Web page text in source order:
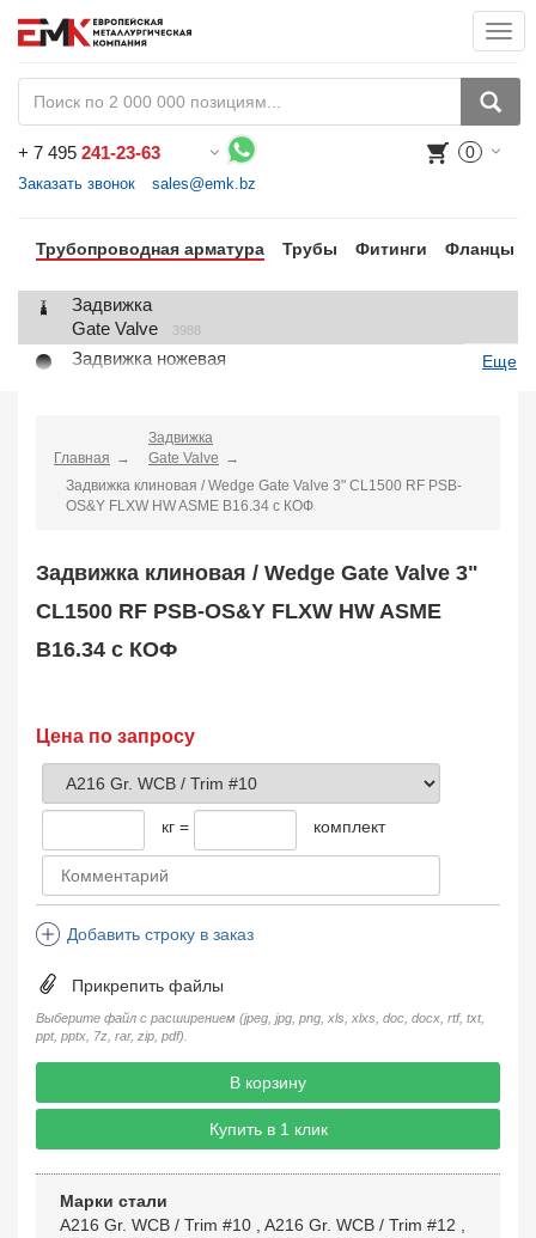
+ 7 495 241-23-63
Заказать звонок sales@emk.bz
0
Трубопроводная арматура Трубы Фитинги Фланцы
Задвижка
Gate Valve
3988
Задвижка ножевая
Globe Valve
2191
Клапан регулирующий
Control Valve
2
Клапан обратный
Ball Valve
3321
Затвор дисковый
Butterfly Valve
1
Фильтр сетчатый
Strainer
Steam Trap
Компенсатор
Пламегаситель
Еще
Главная
Задвижка
Gate Valve
Задвижка клиновая / Wedge Gate Valve 3" CL1500 RF PSB-
OS&Y FLXW HW ASME B16.34 с КОФ
Задвижка клиновая / Wedge Gate Valve 3"
CL1500 RF PSB-OS&Y FLXW HW ASME
B16.34 с КОФ
Цена по запросу
кг = комплект
Добавить строку в заказ
Прикрепить файлы
Выберите файл с расширением (jpeg, jpg, png, xls, xlxs, doc, docx, rtf, txt,
ppt, pptx, 7z, rar, zip, pdf).
В корзину
Купить в 1 клик
Марки стали
A216 Gr. WCB / Trim #10
A216 Gr. WCB / Trim #12